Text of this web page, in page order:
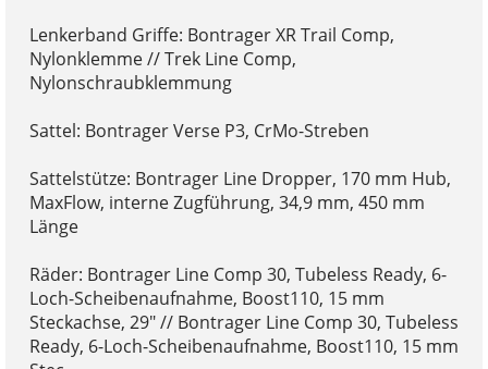
Lenkerband Griffe: Bontrager XR Trail Comp,
Nylonklemme // Trek Line Comp,
Nylonschraubklemmung
Sattel: Bontrager Verse P3, CrMo-Streben
Sattelstütze: Bontrager Line Dropper, 170 mm Hub,
MaxFlow, interne Zugführung, 34,9 mm, 450 mm
Länge
Räder: Bontrager Line Comp 30, Tubeless Ready, 6-
Loch-Scheibenaufnahme, Boost110, 15 mm
Steckachse, 29" // Bontrager Line Comp 30, Tubeless
Ready, 6-Loch-Scheibenaufnahme, Boost110, 15 mm